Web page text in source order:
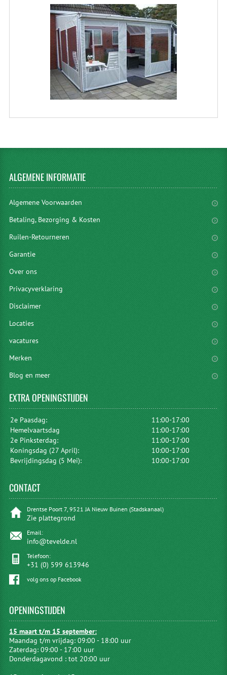
ALGEMENEINFORMATIE
Algemene Voorwaarden
Betaling, Bezorging & Kosten
Ruilen-Retourneren
Garantie
Over ons
Privacyverklaring
Disclaimer
Locaties
vacatures
Merken
Blog en meer
EXTRAOPENINGSTIJDEN
2e Paasdag:
11:00-17:00
Hemelvaartsdag
11:00-17:00
2e Pinksterdag:
11:00-17:00
Koningsdag (27 April):
10:00-17:00
Bevrijdingsdag (5 Mei):
10:00-17:00
CONTACT
Drentse Poort 7, 9521 JA Nieuw Buinen (Stadskanaal)
Zie plattegrond
Email:
info@tevelde.nl
Telefoon:
+31 (0) 599 613946
volg ons op Facebook
OPENINGSTIJDEN
15 maart t/m 15 september:
Maandag t/m vrijdag: 09:00 - 18:00 uur
Zaterdag: 09:00 - 17:00 uur
Donderdagavond : tot 20:00 uur